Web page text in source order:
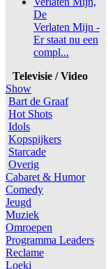
De
Verlaten Mijn -
Er staat nu een
compl...
Televisie / Video
Show
Bart de Graaf
Hot Shots
Idols
Kopspijkers
Starcade
Overig
Cabaret & Humor
Comedy
Jeugd
Muziek
Omroepen
Programma Leaders
Reclame
Loeki